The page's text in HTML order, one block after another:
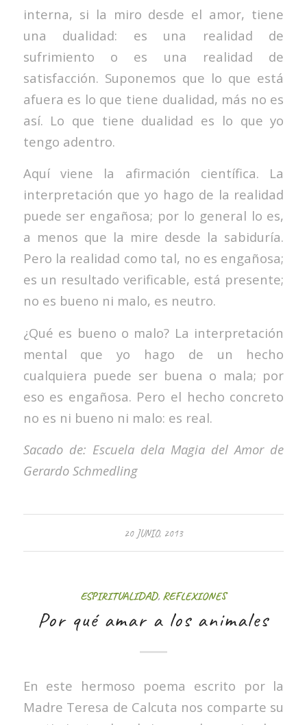
interna, si la miro desde el amor, tiene
una dualidad: es una realidad de
sufrimiento o es una realidad de
satisfacción. Suponemos que lo que está
afuera es lo que tiene dualidad, más no es
así. Lo que tiene dualidad es lo que yo
tengo adentro.
Aquí viene la afirmación científica. La
interpretación que yo hago de la realidad
puede ser engañosa; por lo general lo es,
a menos que la mire desde la sabiduría.
Pero la realidad como tal, no es engañosa;
es un resultado verificable, está presente;
no es bueno ni malo, es neutro.
¿Qué es bueno o malo? La interpretación
mental que yo hago de un hecho
cualquiera puede ser buena o mala; por
eso es engañosa. Pero el hecho concreto
no es ni bueno ni malo: es real.
Sacado de: Escuela dela Magia del Amor de
Gerardo Schmedling
20 JUNIO, 2013
ESPIRITUALIDAD, REFLEXIONES
Por qué amar a los animales
En este hermoso poema escrito por la
Madre Teresa de Calcuta nos comparte su